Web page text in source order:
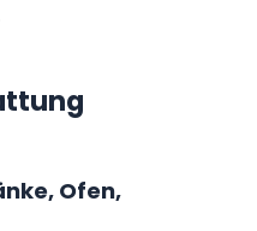
Ofen,